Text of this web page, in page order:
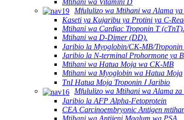
Mtihani wa Vitamini D
Mfululizo wa Mtihani wa Alama
Kaseti ya Kujaribu ya Protini ya C-
Mtihani wa Cardiac Troponin T (cTnT).
Mtihani wa D-Dimer (DD).
Jaribio la Myoglobin/CK-MB/Troponin
Jaribio la N-terminal Prohormone ya
Mtihani wa Hatua Moja wa CK-MB
Mtihani wa Myoglobin wa Hatua Moja
TnI Hatua Moja Troponin Ⅰ Jaribio
Mfululizo wa Mtihani wa Alama za
Jaribio la AFP Alpha-Fetoprotein
CEA Carcinoembryonic Antigen
Mtihani wa Antijeni Maalum wa PSA